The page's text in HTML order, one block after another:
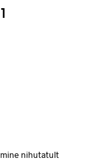
nihutatult